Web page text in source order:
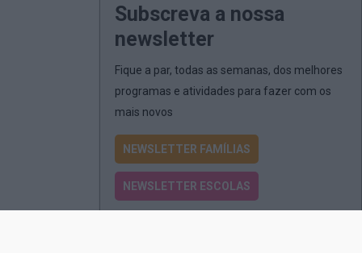
Subscreva a nossa
newsletter
Fique a par, todas as semanas, dos melhores
programas e atividades para fazer com os
mais novos
NEWSLETTER FAMÍLIAS
NEWSLETTER ESCOLAS